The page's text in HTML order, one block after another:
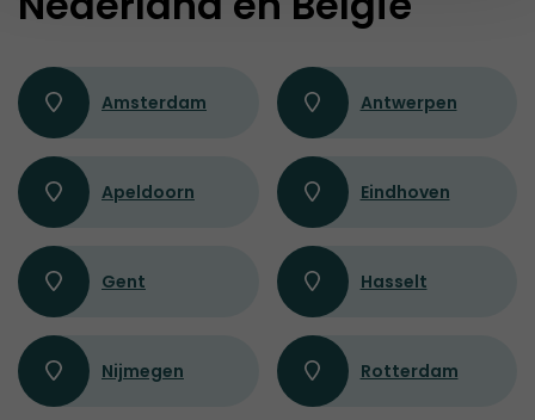
Amsterdam Antwerpen
Apeldoorn Eindhoven
Gent Hasselt
Nijmegen Rotterdam